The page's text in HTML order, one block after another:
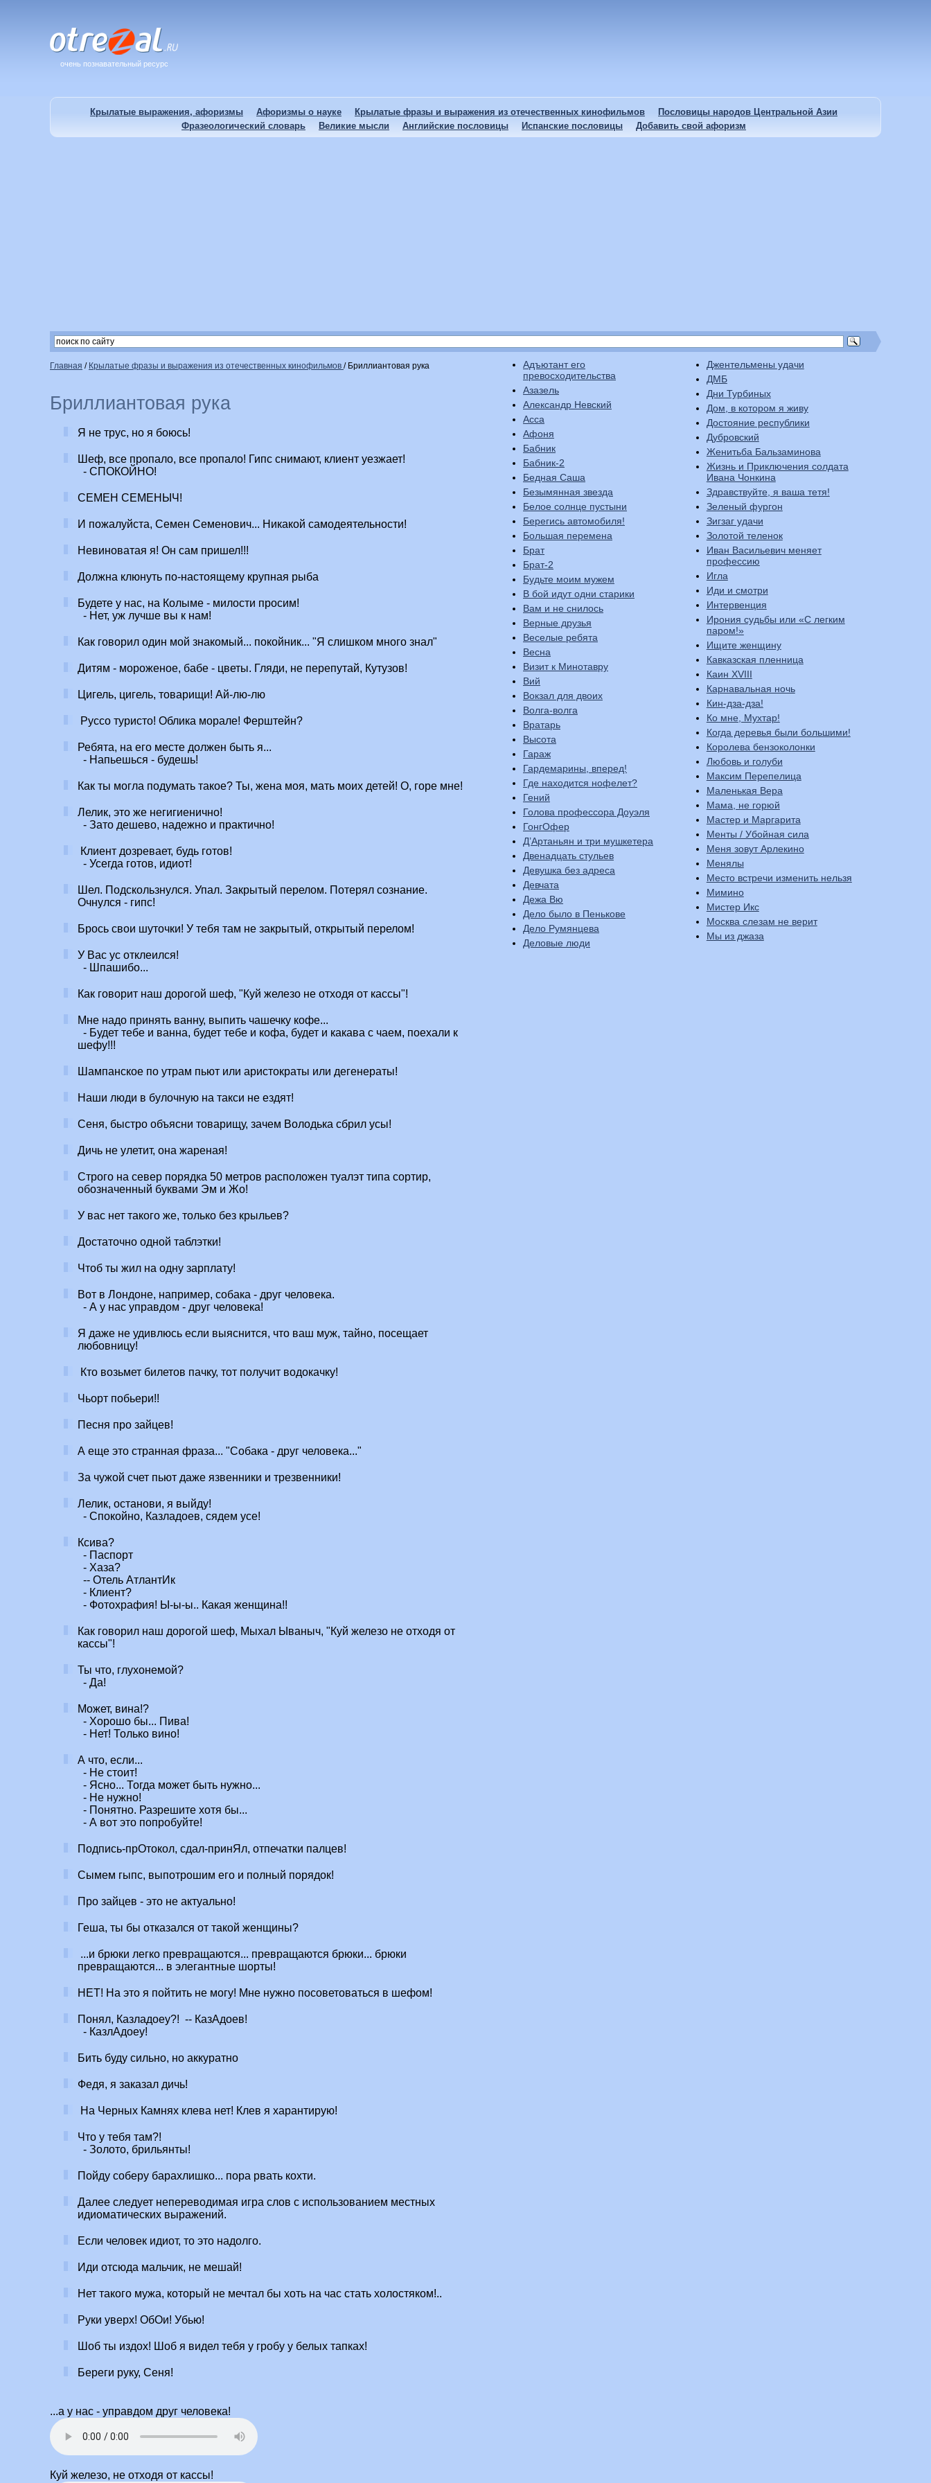
очень познавательный ресурс
Крылатые выражения, афоризмы Афоризмы о науке Крылатые фразы и выражения из отечественных кинофильмов
Пословицы народов Центральной Азии
Фразеологический словарь
Великие мысли Английские пословицы Испанские пословицы Добавить свой афоризм
Главная / Крылатые фразы и выражения из отечественных кинофильмов / Бриллиантовая рука
Бриллиантовая рука
Я не трус, но я боюсь!
Шеф, все пропало, все пропало! Гипс снимают, клиент уезжает!
- СПОКОЙНО!
СЕМЕН СЕМЕНЫЧ!
И пожалуйста, Семен Семенович... Никакой самодеятельности!
Невиноватая я! Он сам пришел!!!
Должна клюнуть по-настоящему крупная рыба
Будете у нас, на Колыме - милости просим!
- Нет, уж лучше вы к нам!
Как говорил один мой знакомый... покойник... "Я слишком много знал"
Дитям - мороженое, бабе - цветы. Гляди, не перепутай, Кутузов!
Цигель, цигель, товарищи! Ай-лю-лю
Руссо туристо! Облика морале! Ферштейн?
Ребята, на его месте должен быть я...
- Напьешься - будешь!
Как ты могла подумать такое? Ты, жена моя, мать моих детей! О, горе мне!
Лелик, это же негигиенично!
- Зато дешево, надежно и практично!
Клиент дозревает, будь готов!
- Усегда готов, идиот!
Шел. Подскользнулся. Упал. Закрытый перелом. Потерял сознание.
Очнулся - гипс!
Брось свои шуточки! У тебя там не закрытый, открытый перелом!
У Вас ус отклеился!
- Шпашибо...
Как говорит наш дорогой шеф, "Куй железо не отходя от кассы"!
Мне надо принять ванну, выпить чашечку кофе...
- Будет тебе и ванна, будет тебе и кофа, будет и какава с чаем, поехали к
шефу!!!
Шампанское по утрам пьют или аристократы или дегенераты!
Наши люди в булочную на такси не ездят!
Сеня, быстро объясни товарищу, зачем Володька сбрил усы!
Дичь не улетит, она жареная!
Строго на север порядка 50 метров расположен туалэт типа сортир,
обозначенный буквами Эм и Жо!
У вас нет такого же, только без крыльев?
Достаточно одной таблэтки!
Чтоб ты жил на одну зарплату!
Вот в Лондоне, например, собака - друг человека.
- А у нас управдом - друг человека!
Я даже не удивлюсь если выяснится, что ваш муж, тайно, посещает
любовницу!
Кто возьмет билетов пачку, тот получит водокачку!
Чьорт побьери!!
Песня про зайцев!
А еще это странная фраза... "Собака - друг человека..."
За чужой счет пьют даже язвенники и трезвенники!
Лелик, останови, я выйду!
- Спокойно, Казладоев, сядем усе!
Ксива?
- Паспорт
- Хаза?
-- Отель АтлантИк
- Клиент?
- Фотохрафия! Ы-ы-ы.. Какая женщина!!
Как говорил наш дорогой шеф, Мыхал Ываныч, "Куй железо не отходя от
кассы"!
Ты что, глухонемой?
- Да!
Может, вина!?
- Хорошо бы... Пива!
- Нет! Только вино!
А что, если...
- Не стоит!
- Ясно... Тогда может быть нужно...
- Не нужно!
- Понятно. Разрешите хотя бы...
- А вот это попробуйте!
Подпись-прОтокол, сдал-принЯл, отпечатки палцев!
Сымем гыпс, выпотрошим его и полный порядок!
Про зайцев - это не актуально!
Геша, ты бы отказался от такой женщины?
...и брюки легко превращаются... превращаются брюки... брюки
превращаются... в элегантные шорты!
НЕТ! На это я пойтить не могу! Мне нужно посоветоваться в шефом!
Понял, Казладоеу?! -- КазАдоев!
- КазлАдоеу!
Бить буду сильно, но аккуратно
Федя, я заказал дичь!
На Черных Камнях клева нет! Клев я харантирую!
Что у тебя там?!
- Золото, брильянты!
Пойду соберу барахлишко... пора рвать кохти.
Далее следует непереводимая игра слов с использованием местных
идиоматических выражений.
Если человек идиот, то это надолго.
Иди отсюда мальчик, не мешай!
Нет такого мужа, который не мечтал бы хоть на час стать холостяком!..
Руки уверх! ОбОи! Убью!
Шоб ты издох! Шоб я видел тебя у гробу у белых тапках!
Береги руку, Сеня!
...а у нас - управдом друг человека!
Куй железо, не отходя от кассы!
Адъютант его
превосходительства
Азазель
Александр Невский
Асса
Афоня
Бабник
Бабник-2
Бедная Саша
Безымянная звезда
Белое солнце пустыни
Берегись автомобиля!
Большая перемена
Брат
Брат-2
Будьте моим мужем
В бой идут одни старики
Вам и не снилось
Верные друзья
Веселые ребята
Весна
Визит к Минотавру
Вий
Вокзал для двоих
Волга-волга
Вратарь
Высота
Гараж
Гардемарины, вперед!
Где находится нофелет?
Гений
Голова профессора Доуэля
ГонгОфер
Д’Артаньян и три мушкетера
Двенадцать стульев
Девушка без адреса
Девчата
Дежа Вю
Дело было в Пенькове
Дело Румянцева
Деловые люди
Джентельмены удачи
ДМБ
Дни Турбиных
Дом, в котором я живу
Достояние республики
Дубровский
Женитьба Бальзаминова
Жизнь и Приключения солдата
Ивана Чонкина
Здравствуйте, я ваша тетя!
Зеленый фургон
Зигзаг удачи
Золотой теленок
Иван Васильевич меняет
профессию
Игла
Иди и смотри
Интервенция
Ирония судьбы или «С легким
паром!»
Ищите женщину
Кавказская пленница
Каин XVIII
Карнавальная ночь
Кин-дза-дза!
Ко мне, Мухтар!
Когда деревья были большими!
Королева бензоколонки
Любовь и голуби
Максим Перепелица
Маленькая Вера
Мама, не горюй
Мастер и Маргарита
Менты / Убойная сила
Меня зовут Арлекино
Менялы
Место встречи изменить нельзя
Мимино
Мистер Икс
Москва слезам не верит
Мы из джаза